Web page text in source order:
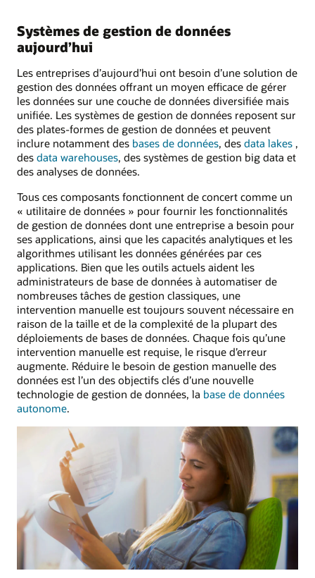
Systèmes de gestion de données
aujourd’hui
Les entreprises d’aujourd’hui ont besoin d’une solution de
gestion des données offrant un moyen efficace de gérer
les données sur une couche de données diversifiée mais
unifiée. Les systèmes de gestion de données reposent sur
des plates-formes de gestion de données et peuvent
inclure notamment des bases de données, des data lakes ,
des data warehouses, des systèmes de gestion big data et
des analyses de données.
Tous ces composants fonctionnent de concert comme un
« utilitaire de données » pour fournir les fonctionnalités
de gestion de données dont une entreprise a besoin pour
ses applications, ainsi que les capacités analytiques et les
algorithmes utilisant les données générées par ces
applications. Bien que les outils actuels aident les
administrateurs de base de données à automatiser de
nombreuses tâches de gestion classiques, une
intervention manuelle est toujours souvent nécessaire en
raison de la taille et de la complexité de la plupart des
déploiements de bases de données. Chaque fois qu’une
intervention manuelle est requise, le risque d’erreur
augmente. Réduire le besoin de gestion manuelle des
données est l’un des objectifs clés d’une nouvelle
technologie de gestion de données, la base de données
autonome.